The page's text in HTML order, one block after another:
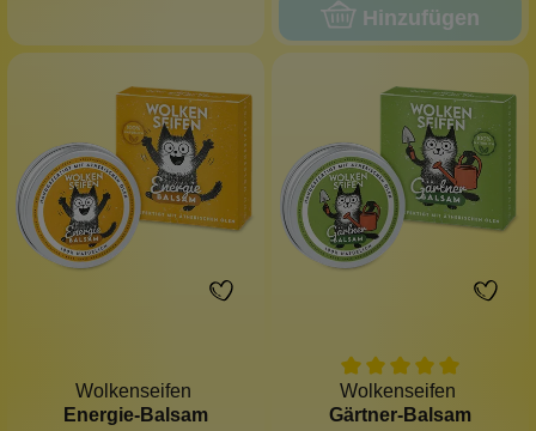
Hinzufügen
Wolkenseifen
Energie-Balsam
Wolkenseifen
Gärtner-Balsam